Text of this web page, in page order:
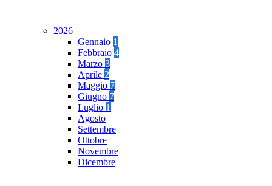
2026
Gennaio 1
Febbraio 4
Marzo 3
Aprile 2
Maggio 7
Giugno 7
Luglio 1
Agosto
Settembre
Ottobre
Novembre
Dicembre